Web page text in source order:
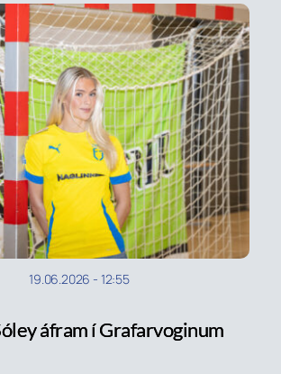
19.06.2026 - 12:55
áfram í Grafarvoginum